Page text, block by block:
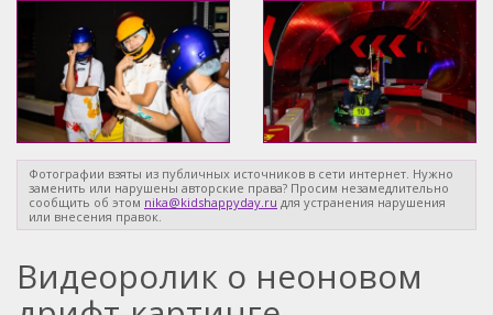
Фотографии взяты из публичных источников в сети интернет. Нужно
заменить или нарушены авторские права? Просим незамедлительно
сообщить об этом nika@kidshappyday.ru для устранения нарушения
или внесения правок.
Видеоролик о неоновом